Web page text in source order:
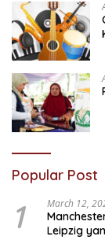
Popular Post
1 March 12,
Leipzig